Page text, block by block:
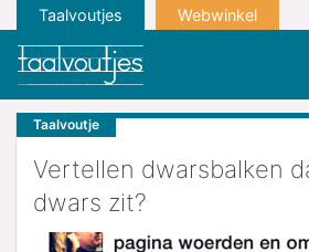
Taalvoutjes Webwinkel
Taalvoutje
Vertellen dwarsbalken
dwars zit?